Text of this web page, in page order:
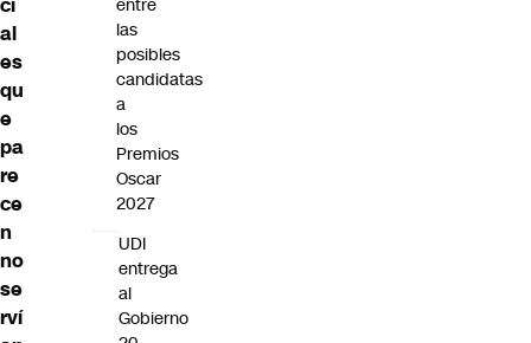
al
es
qu
e
pa
re
ce
n
no
se
rví
entre
las
posibles
candidatas
a
los
Premios
Oscar
2027
UDI
entrega
al
Gobierno